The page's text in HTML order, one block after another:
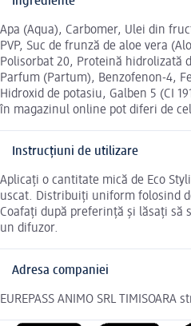
Apa (Aqua), Carbomer, Ulei din
PVP, Suc de frunză de aloe vera
Polisorbat 20, Proteină hidrolizată
Parfum (Partum), Benzofenon-4,
Hidroxid de potasiu, Galben 5 (CI
în magazinul online pot diferi de
Instrucțiuni de utilizare
Aplicați o cantitate mică de Eco
uscat. Distribuiți uniform folosind
Coafați după preferință și lăsați să
un difuzor.
Adresa companiei
EUREPASS ANIMO SRL TIMISOARA